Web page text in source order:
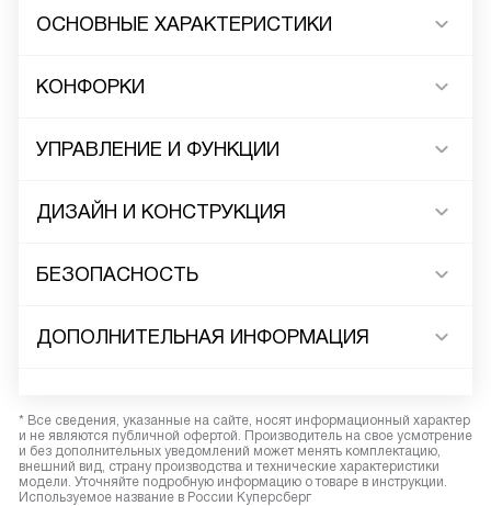
ОСНОВНЫЕ ХАРАКТЕРИСТИКИ
КОНФОРКИ
УПРАВЛЕНИЕ И ФУНКЦИИ
ДИЗАЙН И КОНСТРУКЦИЯ
БЕЗОПАСНОСТЬ
ДОПОЛНИТЕЛЬНАЯ ИНФОРМАЦИЯ
* Все сведения, указанные на сайте, носят информационный характер
и не являются публичной офертой. Производитель на свое усмотрение
и без дополнительных уведомлений может менять комплектацию,
внешний вид, страну производства и технические характеристики
модели. Уточняйте подробную информацию о товаре в инструкции.
Используемое название в России Куперсберг